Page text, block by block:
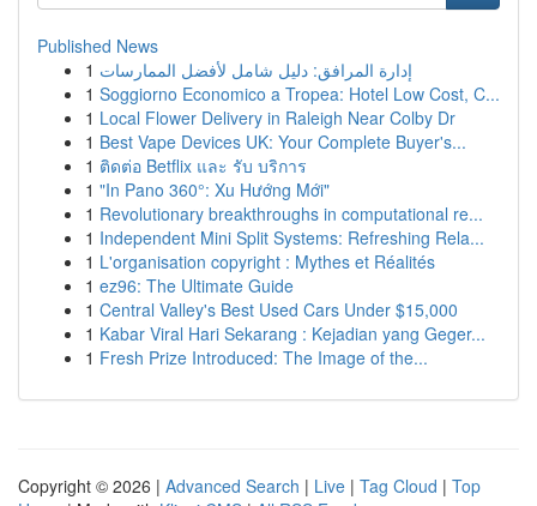
Published News
1 إدارة المرافق: دليل شامل لأفضل الممارسات
1 Soggiorno Economico a Tropea: Hotel Low Cost, C...
1 Local Flower Delivery in Raleigh Near Colby Dr
1 Best Vape Devices UK: Your Complete Buyer's...
1 ติดต่อ Betflix และ รับ บริการ
1 "In Pano 360°: Xu Hướng Mới"
1 Revolutionary breakthroughs in computational re...
1 Independent Mini Split Systems: Refreshing Rela...
1 L'organisation copyright : Mythes et Réalités
1 ez96: The Ultimate Guide
1 Central Valley's Best Used Cars Under $15,000
1 Kabar Viral Hari Sekarang : Kejadian yang Geger...
1 Fresh Prize Introduced: The Image of the...
Copyright © 2026 | Advanced Search | Live | Tag Cloud | Top